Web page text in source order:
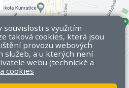
souvislosti s využitím
taková cookies, která jsou
provozu webových
služeb, a u kterých není
webu (technické a
cookies